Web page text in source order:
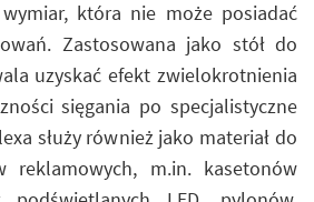
która nie może posiadać
Zastosowana jako stół do
uzyskać efekt zwielokrotnienia
sięgania po specjalistyczne
służy również jako materiał do
reklamowych, m.in. kasetonów